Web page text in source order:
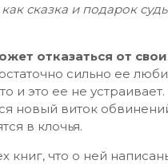
сказка и подарок
отказаться от
сильно ее
и это ее не устраивает.
новый виток
в клочья.
книг, что о ней